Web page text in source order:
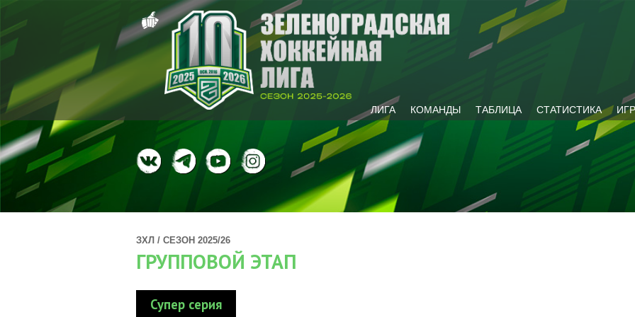
ЛИГА КОМАНДЫ ТАБЛИЦА СТАТИСТИКА
ЗХЛ / СЕЗОН 2025/26
ГРУППОВОЙ ЭТАП
Супер серия